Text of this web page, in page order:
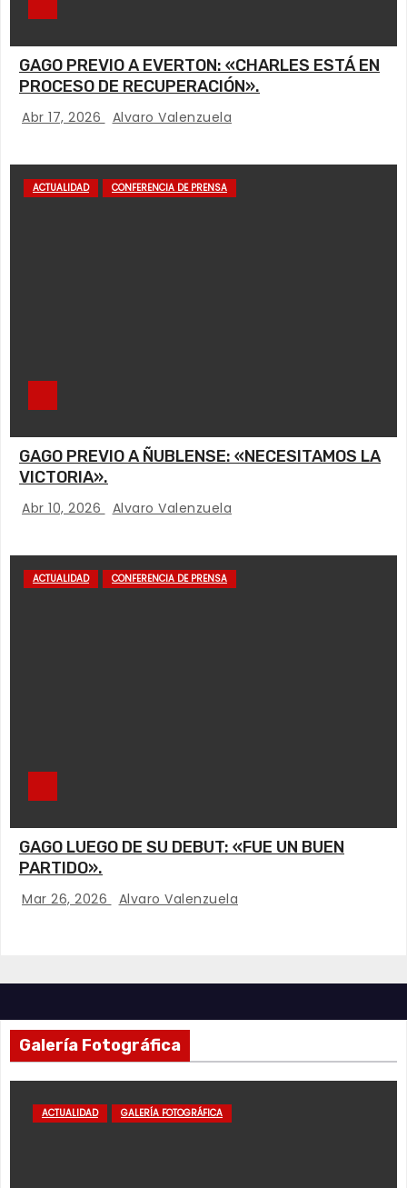
GAGO PREVIO A EVERTON: «CHARLES ESTÁ EN
PROCESO DE RECUPERACIÓN».
Abr 17, 2026 Alvaro Valenzuela
ACTUALIDAD CONFERENCIA DE PRENSA
GAGO PREVIO A ÑUBLENSE: «NECESITAMOS LA
VICTORIA».
Abr 10, 2026 Alvaro Valenzuela
ACTUALIDAD CONFERENCIA DE PRENSA
GAGO LUEGO DE SU DEBUT: «FUE UN BUEN
PARTIDO».
Mar 26, 2026 Alvaro Valenzuela
Galería Fotográfica
ACTUALIDAD GALERÍA FOTOGRÁFICA